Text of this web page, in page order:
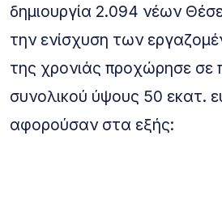
δημιουργία 2.094 νέων
την ενίσχυση των
της χρονιάς προχώρησε σε
συνολικού ύψους 50 εκατ.
αφορούσαν στα εξής: